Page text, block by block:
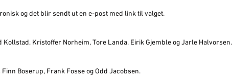
og det blir sendt ut en e-post med link til valget.
Kristoffer Norheim, Tore Landa, Eirik Gjemble og Jarle Halvorsen.
Boserup, Frank Fosse og Odd Jacobsen.